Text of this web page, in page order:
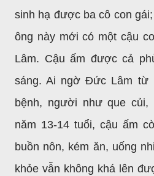
sinh hạ được ba cô con
ông này mới có một cậu
Lâm. Cậu ấm được cả
sáng. Ai ngờ Đức Lâm từ
bệnh, người như que củi,
năm 13-14 tuổi, cậu ấm
buồn nôn, kém ăn, uống
khỏe vẫn không khá lên